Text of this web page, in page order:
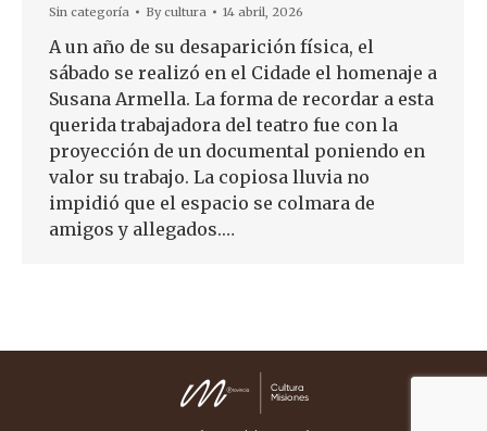
Sin categoría Bycultura 14 abril, 2026
A un año de su desaparición física, el
sábado se realizó en el Cidade el homenaje a
Susana Armella. La forma de recordar a esta
querida trabajadora del teatro fue con la
proyección de un documental poniendo en
valor su trabajo. La copiosa lluvia no
impidió que el espacio se colmara de
amigos y allegados.…